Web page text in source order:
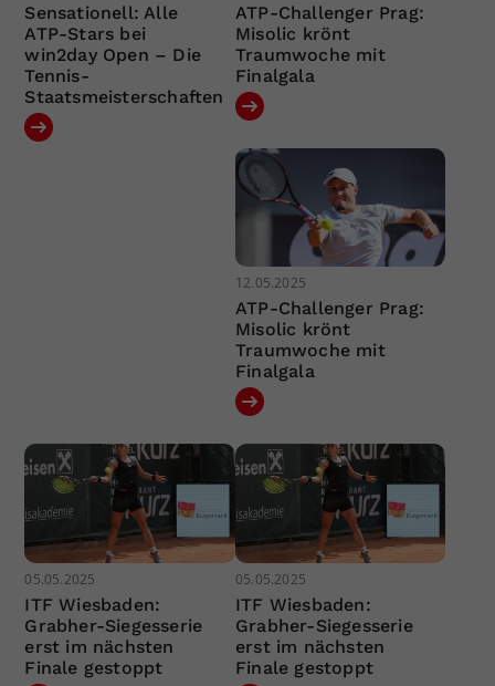
Sensationell: Alle
ATP-Stars bei
win2day Open – Die
Tennis-
Staatsmeisterschaften
ATP-Challenger Prag:
Misolic krönt
Traumwoche mit
Finalgala
12.05.2025
ATP-Challenger Prag:
Misolic krönt
Traumwoche mit
Finalgala
05.05.2025
ITF Wiesbaden:
Grabher-Siegesserie
erst im nächsten
Finale gestoppt
05.05.2025
ITF Wiesbaden:
Grabher-Siegesserie
erst im nächsten
Finale gestoppt